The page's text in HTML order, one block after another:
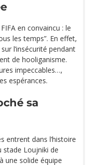
en convaincu : le
les temps”. En effet,
l’insécurité pendant
de hooliganisme.
impeccables…,
espérances.
sa
entrent dans l’histoire
stade Loujniki de
une solide équipe